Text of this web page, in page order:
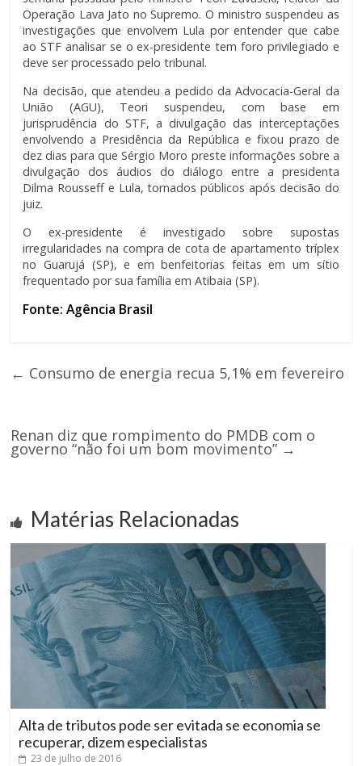
Operação Lava Jato no Supremo. O ministro suspendeu as
investigações que envolvem Lula por entender que cabe
ao STF analisar se o ex-presidente tem foro privilegiado e
deve ser processado pelo tribunal.
Na decisão, que atendeu a pedido da Advocacia-Geral da
União (AGU), Teori suspendeu, com base em
jurisprudência do STF, a divulgação das interceptações
envolvendo a Presidência da República e fixou prazo de
dez dias para que Sérgio Moro preste informações sobre a
divulgação dos áudios do diálogo entre a presidenta
Dilma Rousseff e Lula, tornados públicos após decisão do
juiz.
O ex-presidente é investigado sobre supostas
irregularidades na compra de cota de apartamento tríplex
no Guarujá (SP), e em benfeitorias feitas em um sítio
frequentado por sua família em Atibaia (SP).
Fonte: Agência Brasil
← Consumo de energia recua 5,1% em fevereiro
Renan diz que rompimento do PMDB com o
governo “não foi um bom movimento” →
Matérias Relacionadas
Alta de tributos pode ser evitada se economia se
recuperar, dizem especialistas
23 de julho de 2016